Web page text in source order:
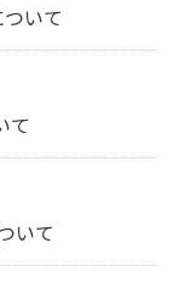
いて
て
いて